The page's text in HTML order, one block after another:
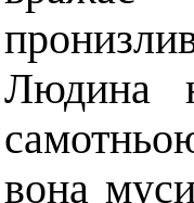
Лю­дина
вона